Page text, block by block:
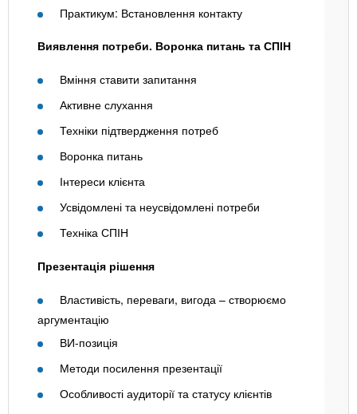
Практикум: Встановлення контакту
Виявлення потреби. Воронка питань та СПІН
Вміння ставити запитання
Активне слухання
Техніки підтвердження потреб
Воронка питань
Інтереси клієнта
Усвідомлені та неусвідомлені потреби
Техніка СПІН
Презентація рішення
Властивість, переваги, вигода – створюємо
аргументацію
ВИ-позиція
Методи посилення презентації
Особливості аудиторії та статусу клієнтів